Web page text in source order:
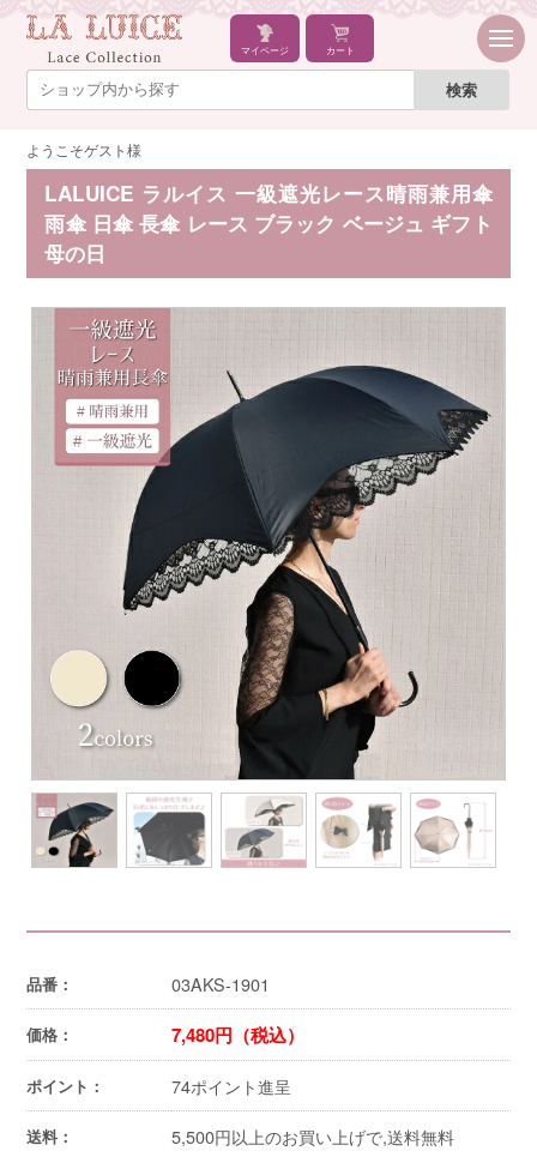
マイページ カート
ようこそゲスト様
LALUICE ラルイス 一級遮光レース晴雨兼用傘
雨傘 日傘 長傘 レース ブラック ベージュ ギフト
母の日
品番： 03AKS-1901
価格： 7,480円（税込）
ポイント： 74ポイント進呈
送料： 5,500円以上のお買い上げで,送料無料